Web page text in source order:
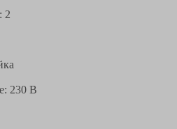
2
230 В